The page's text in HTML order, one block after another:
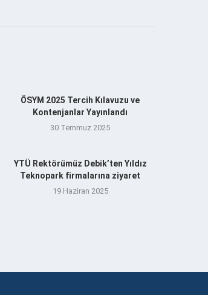
ÖSYM 2025 Tercih Kılavuzu ve
Kontenjanlar Yayınlandı
30 Temmuz 2025
YTÜ Rektörümüz Debik’ten Yıldız
Teknopark firmalarına ziyaret
19 Haziran 2025